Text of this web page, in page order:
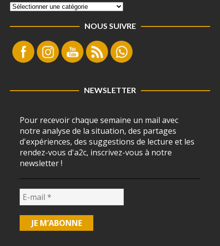
NOUS SUIVRE
NEWSLETTER
Pour recevoir chaque semaine un mail avec
notre analyse de la situation, des partages
d'expériences, des suggestions de lecture et les
rendez-vous d'a2c, inscrivez-vous à notre
newsletter !